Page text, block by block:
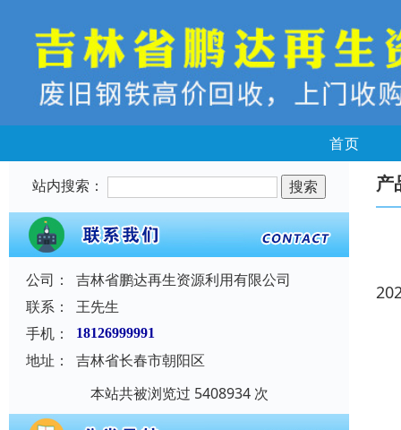
首页
站内搜索：
公司：
吉林省鹏达再生资源利用有限公司
联系：
王先生
手机：
18126999991
地址：
吉林省长春市朝阳区
本站共被浏览过 5408934 次
产